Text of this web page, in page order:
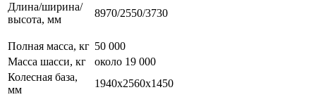
Длина/ширина/
высота, мм
8970/2550/3730
Полная масса, кг 50 000
Масса шасси, кг
около 19 000
Колесная база,
мм
1940х2560х1450